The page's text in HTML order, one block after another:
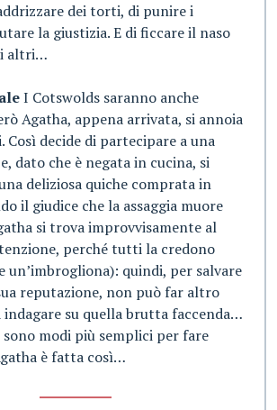
dei torti, di punire i
la giustizia. E di ficcare il naso
altri…
I Cotswolds saranno anche
Agatha, appena arrivata, si annoia
Così decide di partecipare a una
dato che è negata in cucina, si
deliziosa quiche comprata in
il giudice che la assaggia muore
si trova improvvisamente al
perché tutti la credono
un’imbrogliona): quindi, per salvare
reputazione, non può far altro
indagare su quella brutta faccenda…
modi più semplici per fare
è fatta così…